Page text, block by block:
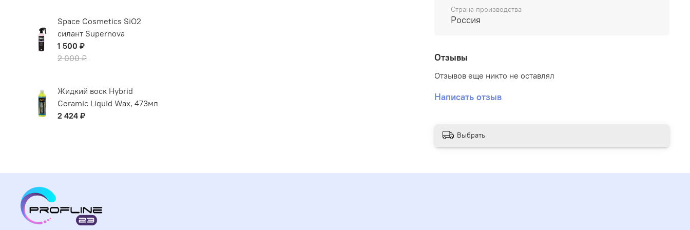
Страна производства
Россия
Отзывы
Отзывов еще никто не оставлял
Написать отзыв
Выбрать
Space Cosmetics SiO2
силант Supernova
1 500 ₽
2 000 ₽
Жидкий воск Hybrid
Ceramic Liquid Wax, 473мл
2 424 ₽